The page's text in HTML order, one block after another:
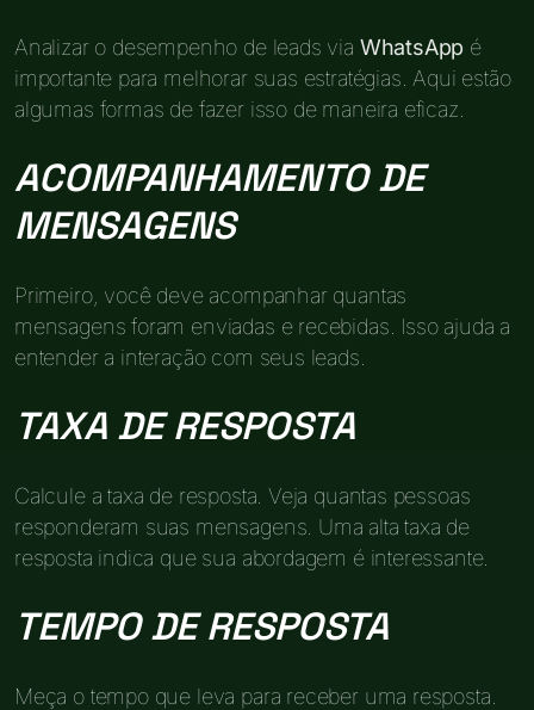
Analizar o desempenho de leads via WhatsApp é
importante para melhorar suas estratégias. Aqui estão
algumas formas de fazer isso de maneira eficaz.
ACOMPANHAMENTO DE
MENSAGENS
Primeiro, você deve acompanhar quantas
mensagens foram enviadas e recebidas. Isso ajuda a
entender a interação com seus leads.
TAXA DE RESPOSTA
Calcule a taxa de resposta. Veja quantas pessoas
responderam suas mensagens. Uma alta taxa de
resposta indica que sua abordagem é interessante.
TEMPO DE RESPOSTA
Meça o tempo que leva para receber uma resposta.